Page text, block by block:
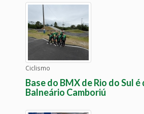
Ciclismo
Base do BMX de Rio do Sul
Balneário Camboriú